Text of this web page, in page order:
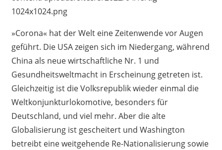
»Corona« hat der Welt eine Zeitenwende vor Augen
geführt. Die USA zeigen sich im Niedergang, während
China als neue wirtschaftliche Nr. 1 und
Gesundheitsweltmacht in Erscheinung getreten ist.
Gleichzeitig ist die Volksrepublik wieder einmal die
Weltkonjunkturlokomotive, besonders für
Deutschland, und viel mehr. Aber die alte
Globalisierung ist gescheitert und Washington
betreibt eine weitgehende Re-Nationalisierung sowie